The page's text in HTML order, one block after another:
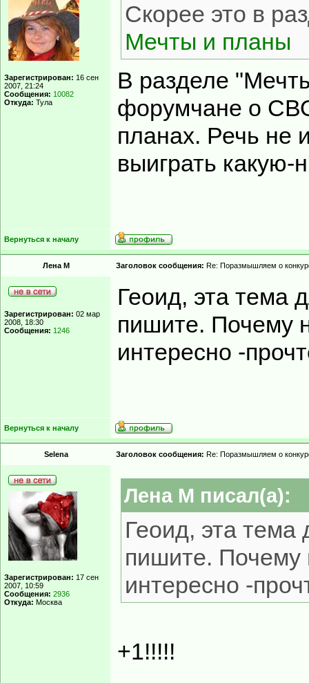
Зарегистрирован: 16 сен
2007, 21:24
Сообщения: 10082
Откуда: Тула
Скорее это в
Мечты и планы
В разделе
форумчане о
планах. Речь не
выиграть какую-
Вернуться к началу
Лена М Заголовок сообщения: Re: Поразмышляем о
Зарегистрирован: 02 мар
2008, 18:30
Сообщения: 1246
Геоид, эта тема
пишите. Почему
интересно -
Вернуться к началу
Selena Заголовок сообщения: Re: Поразмышляем о
Зарегистрирован: 17 сен
2007, 10:59
Сообщения: 2936
Откуда: Москва
Лена М писал(а):
Геоид, эта тема
пишите. Почему
интересно -
+1!!!!!